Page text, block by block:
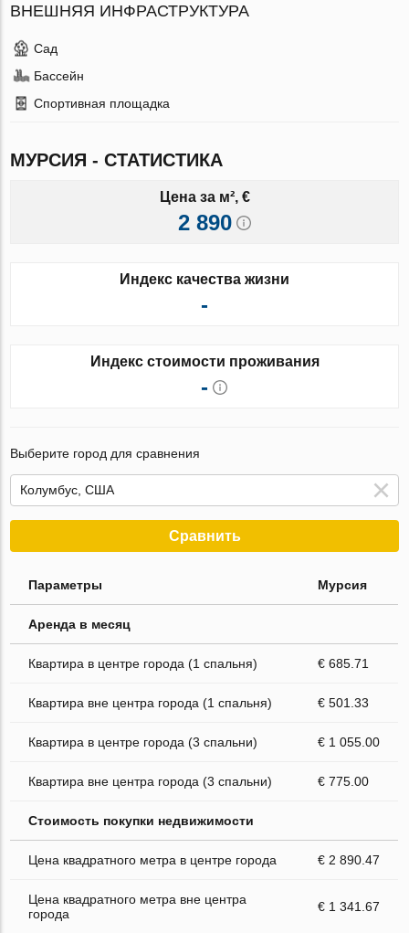
ВНЕШНЯЯ ИНФРАСТРУКТУРА
Сад
Бассейн
Спортивная площадка
МУРСИЯ - СТАТИСТИКА
Цена за м², €
2 890
Индекс качества жизни
-
Индекс стоимости проживания
-
Выберите город для сравнения
Сравнить
Параметры Мурсия
Аренда в месяц
Квартира в центре города (1 спальня) € 685.71
Квартира вне центра города (1 спальня) € 501.33
Квартира в центре города (3 спальни) € 1 055.00
Квартира вне центра города (3 спальни) € 775.00
Стоимость покупки недвижимости
Цена квадратного метра в центре города € 2 890.47
Цена квадратного метра вне центра
города
€ 1 341.67